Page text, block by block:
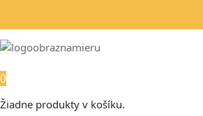
0
Žiadne produkty v košíku.